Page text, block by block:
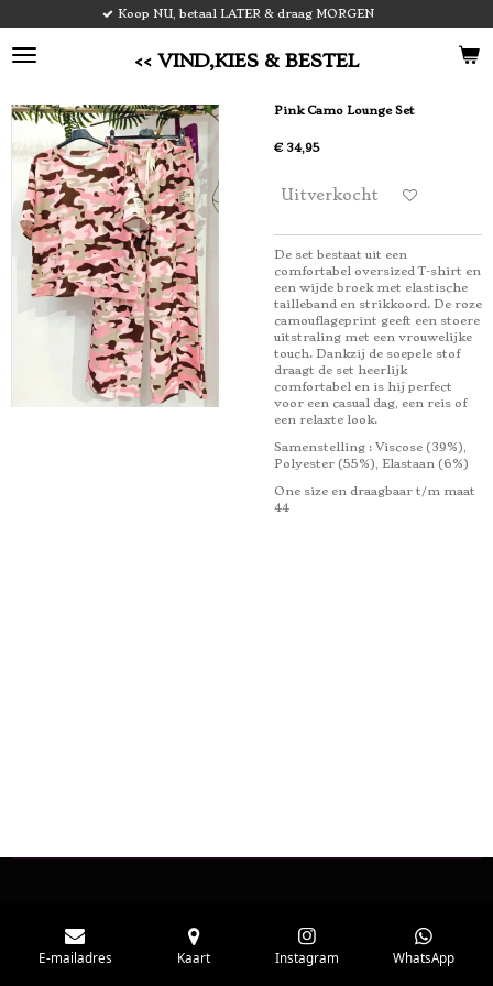
naar
<< VIND,KIES & BESTEL
NU, betaal LATER & draag MORGEN
Pink Camo Lounge Set
€ 34,95
Uitverkocht
De set bestaat uit een
comfortabel oversized T-shirt en
een wijde broek met elastische
tailleband en strikkoord. De roze
camouflageprint geeft een stoere
uitstraling met een vrouwelijke
touch. Dankzij de soepele stof
draagt de set heerlijk
comfortabel en is hij perfect
voor een casual dag, een reis of
een relaxte look.
Samenstelling : Viscose (39%),
Polyester (55%), Elastaan ​​(6%)
One size en draagbaar t/m maat
44
E-mailadres Kaart Instagram WhatsApp